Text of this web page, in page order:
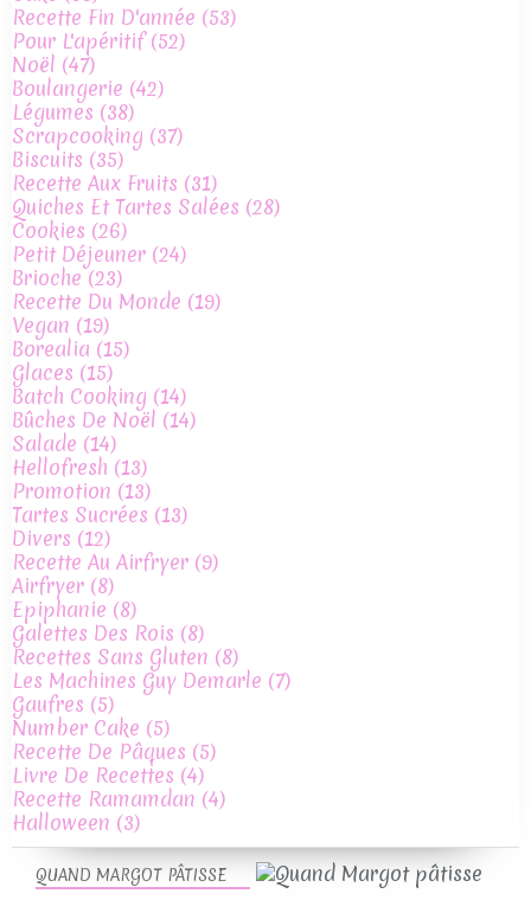
QUAND MARGOT PÂTISSE
Recette Fin D'année (53)
Pour L'apéritif(52)
Noël (47)
Boulangerie (42)
Légumes (38)
Scrapcooking (37)
Biscuits (35)
Recette Aux Fruits (31)
Quiches Et Tartes Salées (28)
Cookies (26)
Petit Déjeuner (24)
Brioche(23)
Recette Du Monde (19)
Vegan (19)
Borealia (15)
Glaces (15)
Batch Cooking (14)
Bûches De Noël (14)
Salade (14)
Hellofresh (13)
Promotion (13)
Tartes Sucrées (13)
Divers (12)
Recette Au Airfryer (9)
Airfryer (8)
Epiphanie (8)
Galettes Des Rois (8)
Recettes Sans Gluten (8)
Les Machines Guy Demarle (7)
Gaufres (5)
Number Cake (5)
Recette De Pâques (5)
Livre De Recettes (4)
Recette Ramamdan (4)
Halloween (3)